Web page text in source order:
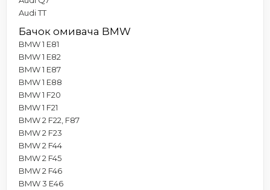
Audi TT
Бачок омивача BMW
BMW 1 E81
BMW 1 E82
BMW 1 E87
BMW 1 E88
BMW 1 F20
BMW 1 F21
BMW 2 F22, F87
BMW 2 F23
BMW 2 F44
BMW 2 F45
BMW 2 F46
BMW 3 E46